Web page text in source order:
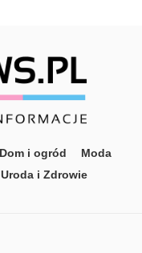
Dom i ogród
Moda
Uroda i Zdrowie